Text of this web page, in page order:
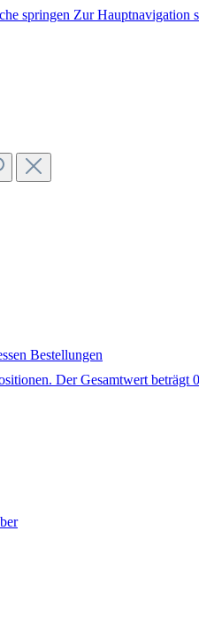
springen Zur Hauptnavigation
Bestellungen
Der Gesamtwert beträgt